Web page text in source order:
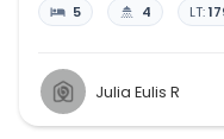
5 4 LT:
Julia Eulis R